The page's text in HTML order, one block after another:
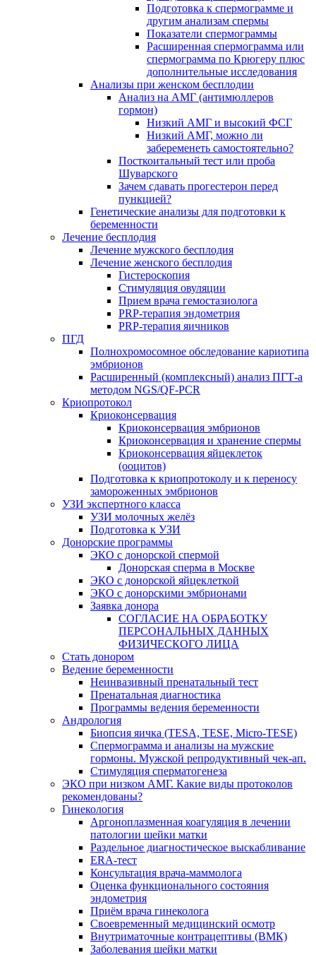
Подготовка к спермограмме и
другим анализам спермы
Показатели спермограммы
Расширенная спермограмма или
спермограмма по Крюгеру плюс
дополнительные исследования
Анализы при женском бесплодии
Анализ на АМГ (антимюллеров
гормон)
Низкий АМГ и высокий ФСГ
Низкий АМГ, можно ли
забеременеть самостоятельно?
Посткоитальный тест или проба
Шуварского
Зачем сдавать прогестерон перед
пункцией?
Генетические анализы для подготовки к
беременности
Лечение бесплодия
Лечение мужского бесплодия
Лечение женского бесплодия
Гистероскопия
Стимуляция овуляции
Прием врача гемостазиолога
PRP-терапия эндометрия
PRP-терапия яичников
ПГД
Полнохромосомное обследование кариотипа
эмбрионов
Расширенный (комплексный) анализ ПГТ-а
методом NGS/QF-PCR
Криопротокол
Криоконсервация
Криоконсервация эмбрионов
Криоконсервация и хранение спермы
Криоконсервация яйцеклеток
(ооцитов)
Подготовка к криопротоколу и к переносу
замороженных эмбрионов
УЗИ экспертного класса
УЗИ молочных желёз
Подготовка к УЗИ
Донорские программы
ЭКО с донорской спермой
Донорская сперма в Москве
ЭКО с донорской яйцеклеткой
ЭКО с донорскими эмбрионами
Заявка донора
СОГЛАСИЕ НА ОБРАБОТКУ
ПЕРСОНАЛЬНЫХ ДАННЫХ
ФИЗИЧЕСКОГО ЛИЦА
Стать донором
Ведение беременности
Неинвазивный пренатальный тест
Пренатальная диагностика
Программы ведения беременности
Андрология
Биопсия яичка (TESA, TESE, Micro-TESE)
Спермограмма и анализы на мужские
гормоны. Мужской репродуктивный чек-ап.
Стимуляция сперматогенеза
ЭКО при низком АМГ. Какие виды протоколов
рекомендованы?
Гинекология
Аргоноплазменная коагуляция в лечении
патологии шейки матки
Раздельное диагностическое выскабливание
ERA-тест
Консультация врача-маммолога
Оценка функционального состояния
эндометрия
Приём врача гинеколога
Своевременный медицинский осмотр
Внутриматочные контрацептивы (ВМК)
Заболевания шейки матки